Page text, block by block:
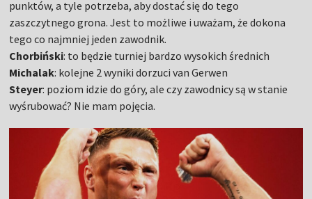
punktów, a tyle potrzeba, aby dostać się do tego
zaszczytnego grona. Jest to możliwe i uważam, że dokona
tego co najmniej jeden zawodnik.
Chorbiński: to będzie turniej bardzo wysokich średnich
Michalak: kolejne 2 wyniki dorzuci van Gerwen
Steyer: poziom idzie do góry, ale czy zawodnicy są w stanie
wyśrubować? Nie mam pojęcia.